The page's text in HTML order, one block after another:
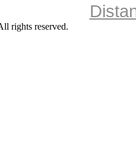
rights reserved.